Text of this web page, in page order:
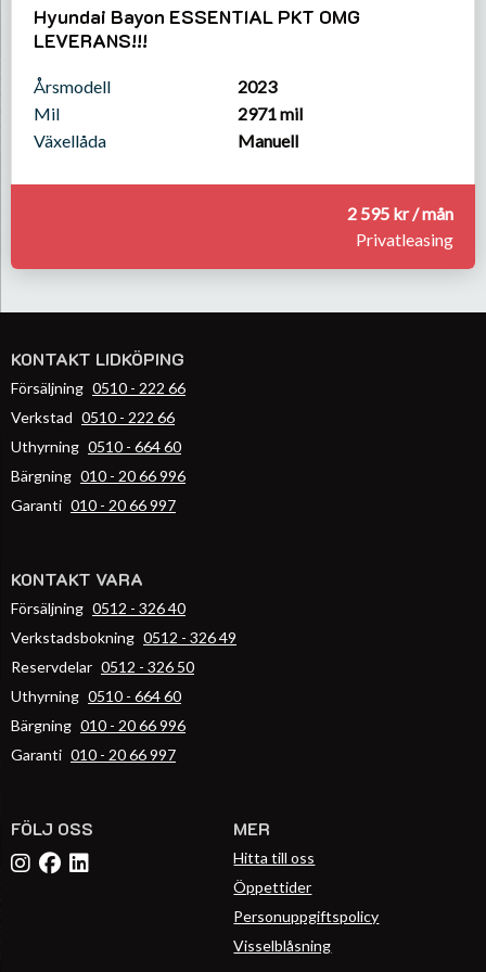
Hyundai Bayon ESSENTIAL PKT OMG
LEVERANS!!!
Årsmodell
2023
Mil
2971 mil
Växellåda
Manuell
2 595 kr / mån
Privatleasing
KONTAKT LIDKÖPING
Försäljning 0510 - 222 66
Verkstad 0510 - 222 66
Uthyrning 0510 - 664 60
Bärgning 010 - 20 66 996
Garanti 010 - 20 66 997
KONTAKT VARA
Försäljning 0512 - 326 40
Verkstadsbokning 0512 - 326 49
Reservdelar 0512 - 326 50
Uthyrning 0510 - 664 60
Bärgning 010 - 20 66 996
Garanti 010 - 20 66 997
FÖLJ OSS MER
Hitta till oss
Öppettider
Personuppgiftspolicy
Visselblåsning